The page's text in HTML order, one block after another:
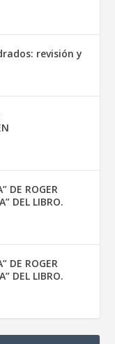
revisión y
DE ROGER
DEL LIBRO.
DE ROGER
DEL LIBRO.